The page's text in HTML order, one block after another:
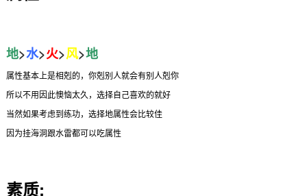
地>水>火>风>地
属性基本上是相剋的，你剋别人就会有别人剋你
所以不用因此懊恼太久，选择自己喜欢的就好
当然如果考虑到练功，选择地属性会比较佳
因为挂海洞跟水雷都可以吃属性
素质: